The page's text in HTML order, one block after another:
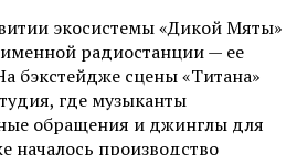
экосистемы «Дикой Мяты»
радиостанции — ее
бэкстейдже сцены «Титана»
где музыканты
обращения и джинглы для
началось производство